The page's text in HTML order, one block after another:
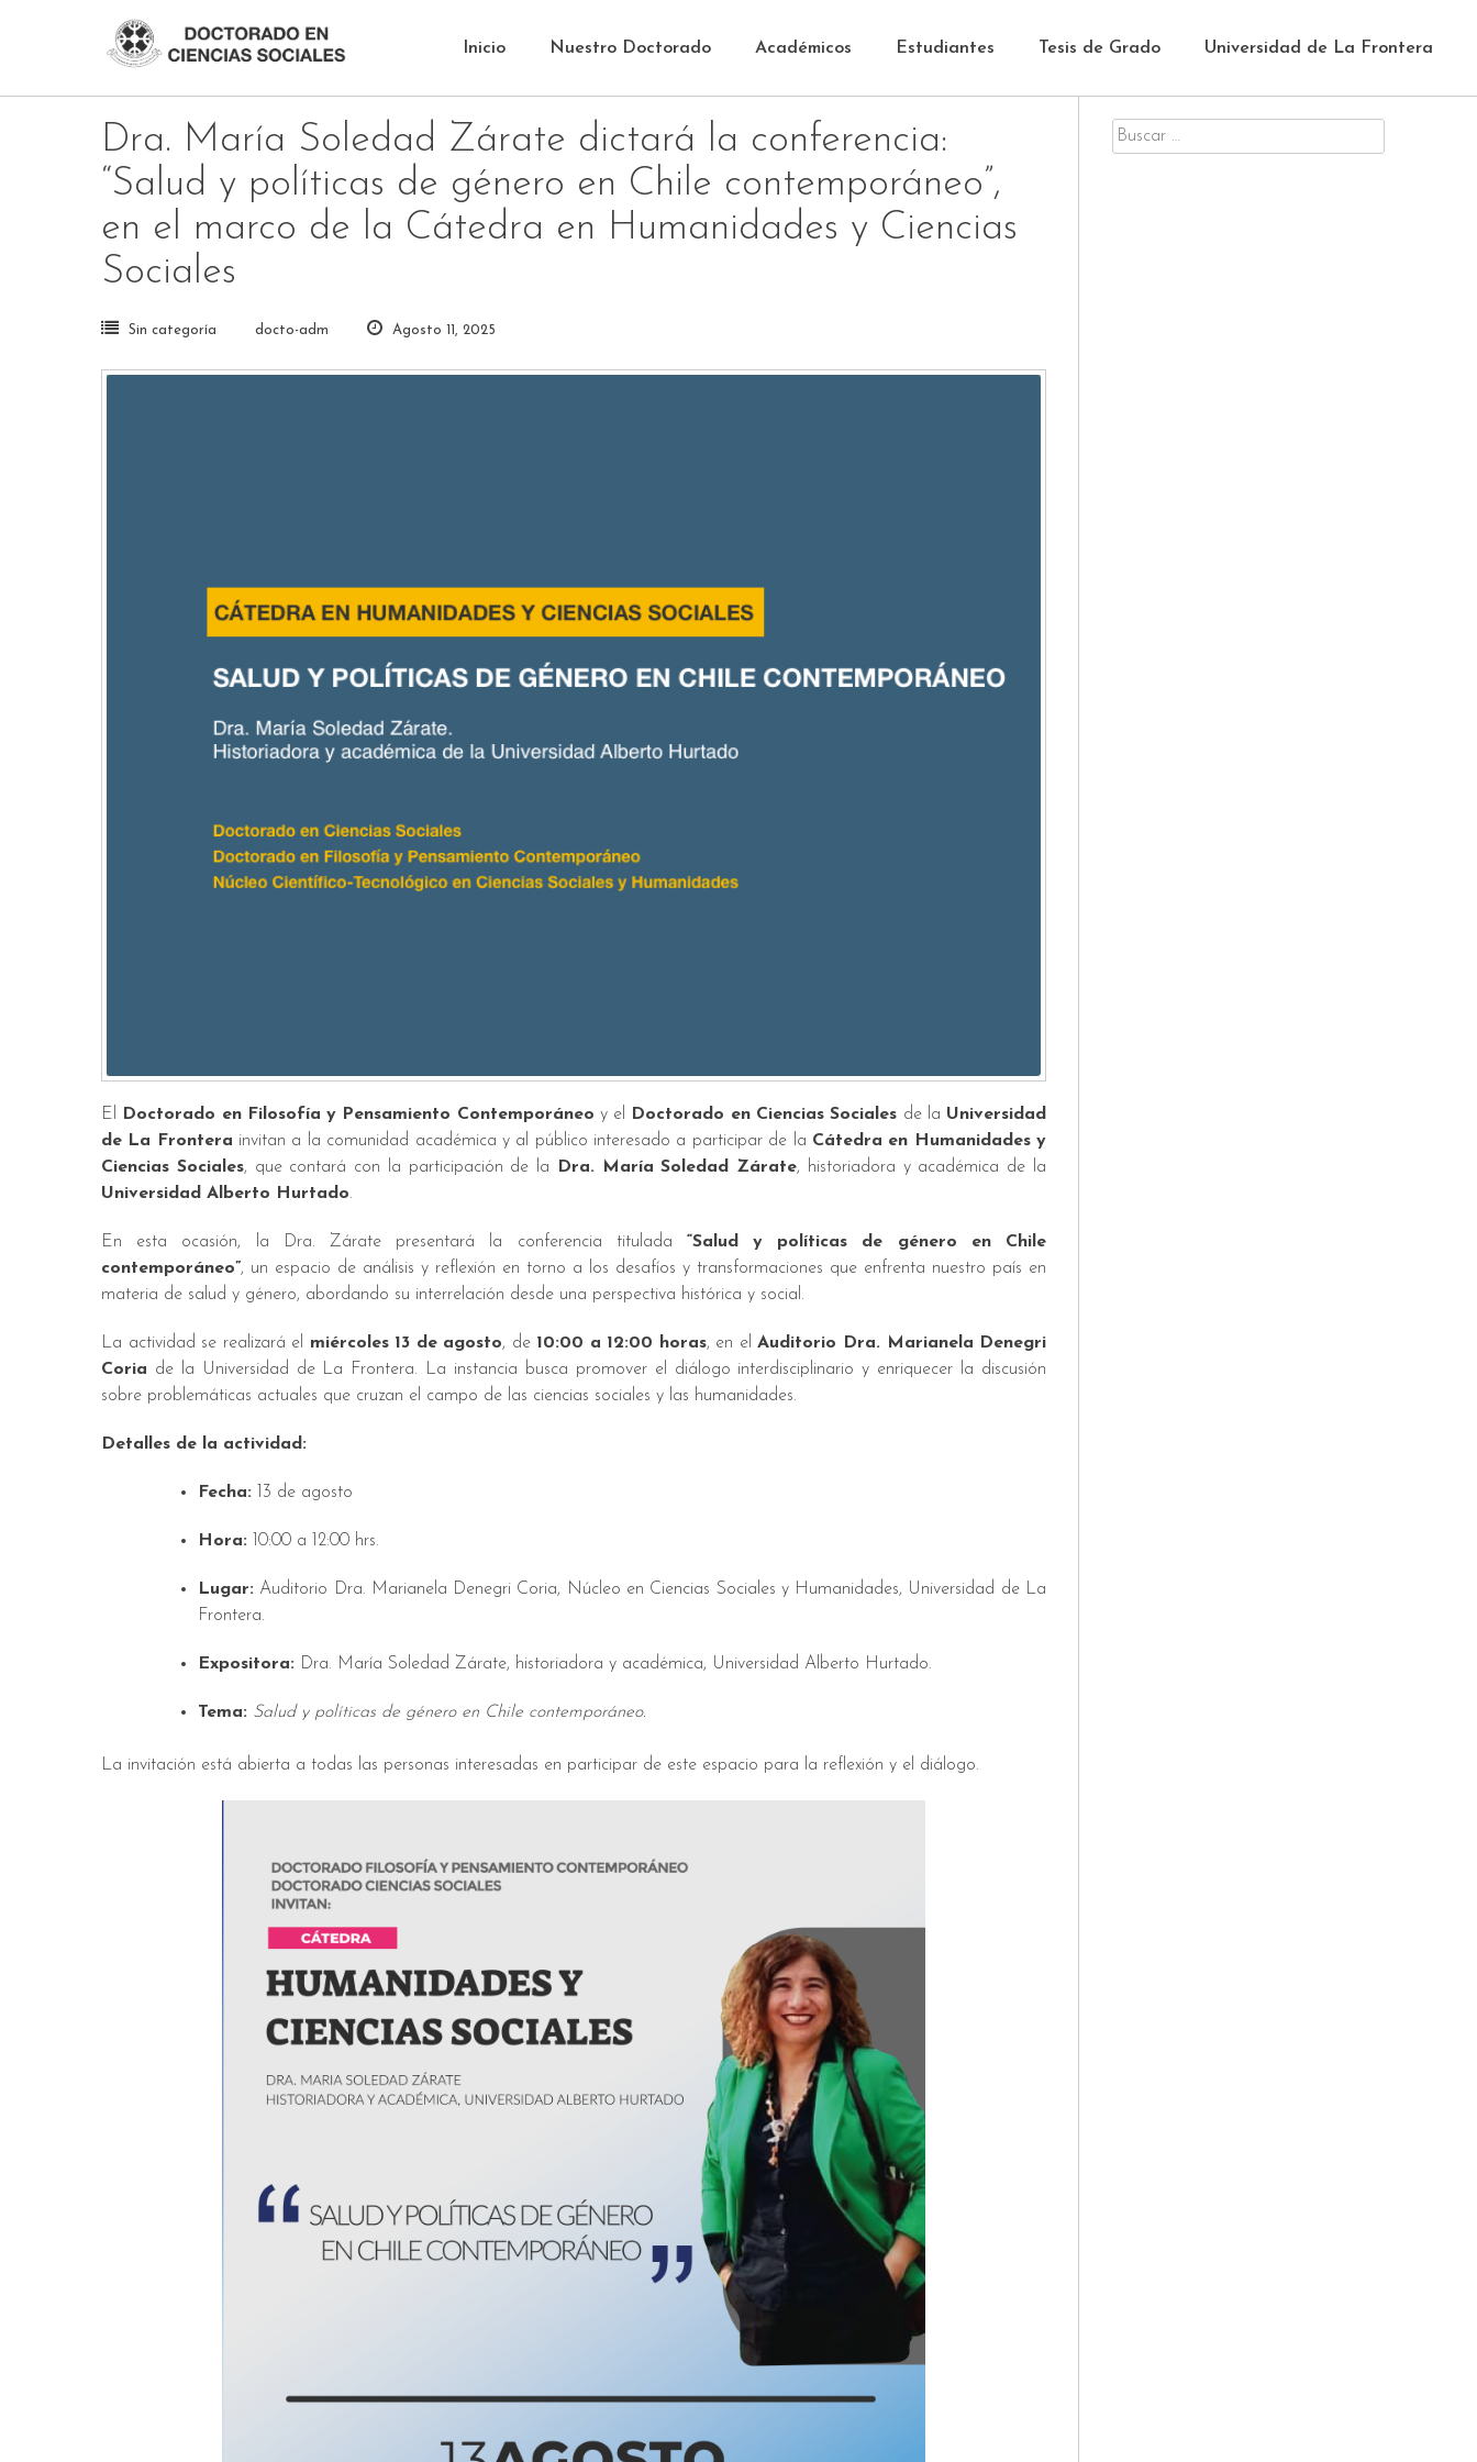
Inicio Nuestro Doctorado Académicos Estudiantes Tesis de Grado Universidad de La Frontera
Dra. María Soledad Zárate dictará la conferencia:
“Salud y políticas de género en Chile contemporáneo”,
en el marco de la Cátedra en Humanidades y Ciencias
Sociales
Sin categoría docto-adm Agosto 11, 2025
El Doctorado en Filosofía y Pensamiento Contemporáneo y el Doctorado en Ciencias Sociales de la Universidad
de La Frontera invitan a la comunidad académica y al público interesado a participar de la Cátedra en Humanidades y
Ciencias Sociales, que contará con la participación de la Dra. María Soledad Zárate, historiadora y académica de la
Universidad Alberto Hurtado.
En esta ocasión, la Dra. Zárate presentará la conferencia titulada “Salud y políticas de género en Chile
contemporáneo”, un espacio de análisis y reflexión en torno a los desafíos y transformaciones que enfrenta nuestro país en
materia de salud y género, abordando su interrelación desde una perspectiva histórica y social.
La actividad se realizará el miércoles 13 de agosto, de 10:00 a 12:00 horas, en elAuditorio Dra. Marianela Denegri
Coria de la Universidad de La Frontera. La instancia busca promover el diálogo interdisciplinario y enriquecer la discusión
sobre problemáticas actuales que cruzan el campo de las ciencias sociales y las humanidades.
Detalles de la actividad:
Fecha: 13 de agosto
Hora: 10:00 a 12:00 hrs.
Lugar: Auditorio Dra. Marianela Denegri Coria, Núcleo en Ciencias Sociales y Humanidades, Universidad de La
Frontera.
Expositora: Dra. María Soledad Zárate, historiadora y académica, Universidad Alberto Hurtado.
Tema: Salud y políticas de género en Chile contemporáneo.
La invitación está abierta a todas las personas interesadas en participar de este espacio para la reflexión y el diálogo.
Buscar
por: